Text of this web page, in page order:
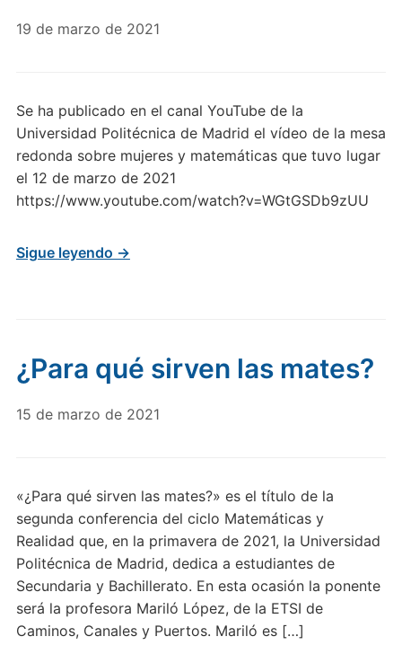
19 de marzo de 2021
Se ha publicado en el canal YouTube de la
Universidad Politécnica de Madrid el vídeo de la mesa
redonda sobre mujeres y matemáticas que tuvo lugar
el 12 de marzo de 2021
https://www.youtube.com/watch?v=WGtGSDb9zUU
Sigue leyendo →
¿Para qué sirven las mates?
15 de marzo de 2021
«¿Para qué sirven las mates?» es el título de la
segunda conferencia del ciclo Matemáticas y
Realidad que, en la primavera de 2021, la Universidad
Politécnica de Madrid, dedica a estudiantes de
Secundaria y Bachillerato. En esta ocasión la ponente
será la profesora Mariló López, de la ETSI de
Caminos, Canales y Puertos. Mariló es […]